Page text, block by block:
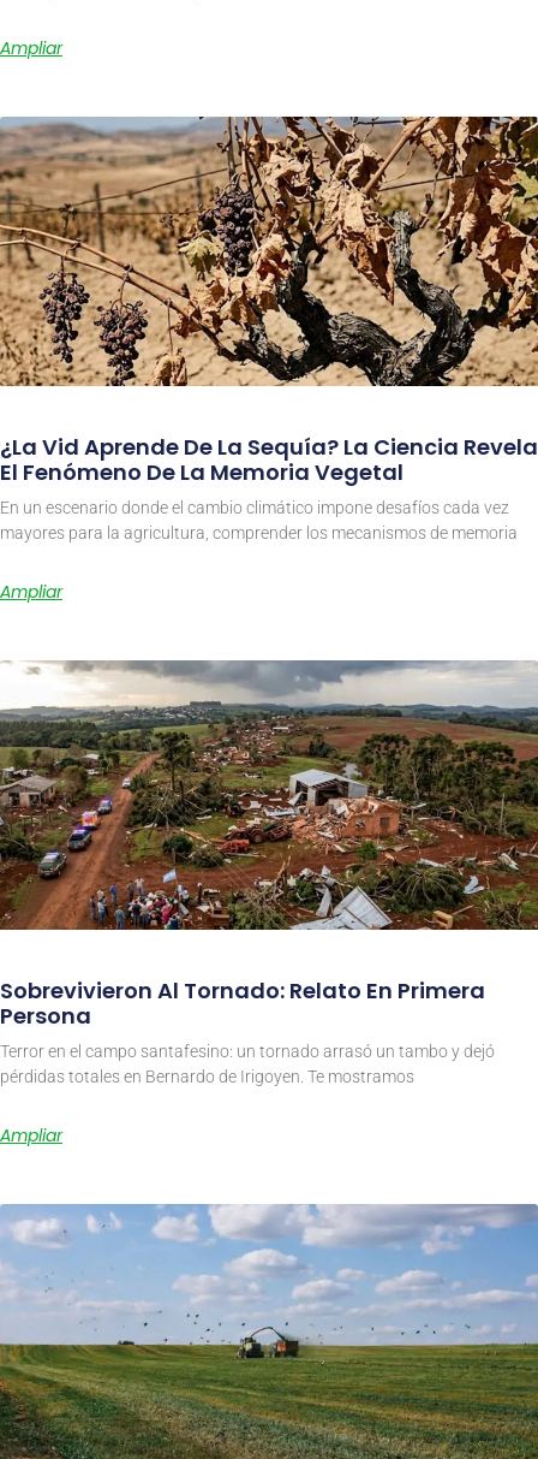
Ampliar
¿La Vid Aprende De La Sequía? La Ciencia Revela
El Fenómeno De La Memoria Vegetal
En un escenario donde el cambio climático impone desafíos cada vez
mayores para la agricultura, comprender los mecanismos de memoria
Ampliar
Sobrevivieron Al Tornado: Relato En Primera
Persona
Terror en el campo santafesino: un tornado arrasó un tambo y dejó
pérdidas totales en Bernardo de Irigoyen. Te mostramos
Ampliar